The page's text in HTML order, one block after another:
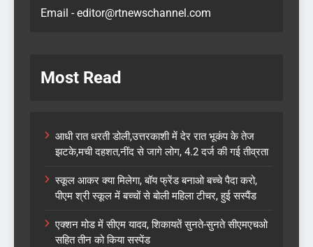
Email - editor@rtnewschannel.com
Most Read
आधी रात धरती डोली,उत्तरकाशी में देर रात भूकंप के तेज
झटके,मची दहशत,नींद से जागे लोग, 4.2 दर्ज की गई तीव्रता
स्कूल आकर क्या मिलेगा, बॉय फ्रेंड बनाओ बच्चे पैदा करो,
पीएम श्री स्कूल में बच्चों से बोली महिला टीचर, हुई सस्पैंड
एक्शन मोड में सीएम यादव, शिकायतें सुनते-सुनते सीएमएचओ
सहित तीन को किया सस्पेंड